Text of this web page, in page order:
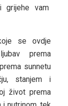
vam
se ovdje
prema
sunnetu
stanjem i
život prema